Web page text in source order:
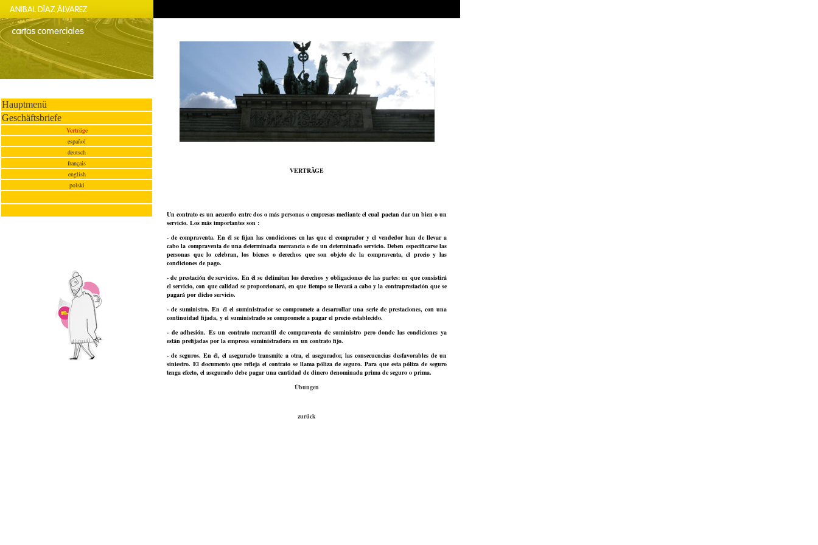
VERTRÄGE
Un contrato es un acuerdo entre dos o más personas o empresas mediante el cual pactan dar un bien o un
servicio. Los más importantes son :
- de compraventa. En él se fijan las condiciones en las que el comprador y el vendedor han de llevar a
cabo la compraventa de una determinada mercancía o de un determinado servicio. Deben especificarse las
personas que lo celebran, los bienes o derechos que son objeto de la compraventa, el precio y las
condiciones de pago.
- de prestación de servicios. En él se delimitan los derechos y obligaciones de las partes: en que consistirá
el servicio, con que calidad se proporcionará, en que tiempo se llevará a cabo y la contraprestación que se
pagará por dicho servicio.
- de suministro. En él el suministrador se compromete a desarrollar una serie de prestaciones, con una
continuidad fijada, y el suministrado se compromete a pagar el precio establecido.
- de adhesión. Es un contrato mercantil de compraventa de suministro pero donde las condiciones ya
están prefijadas por la empresa suministradora en un contrato fijo.
- de seguros. En él, el asegurado transmite a otra, el asegurador, las consecuencias desfavorables de un
siniestro. El documento que refleja el contrato se llama póliza de seguro. Para que esta póliza de seguro
tenga efecto, el asegurado debe pagar una cantidad de dinero denominada prima de seguro o prima.
Übungen
zurück
Hauptmenü
Geschäftsbriefe
Verträge
español
deutsch
français
english
polski